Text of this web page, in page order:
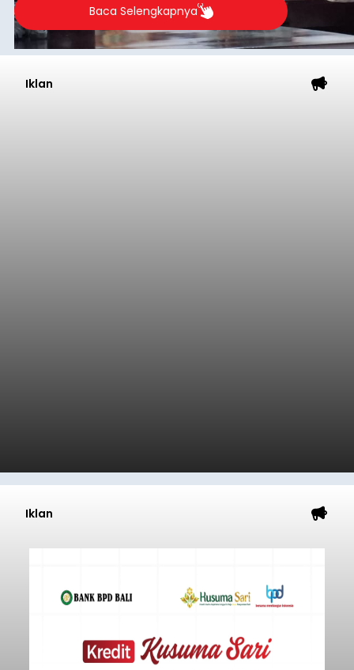
Baca Selengkapnya
Iklan
Iklan